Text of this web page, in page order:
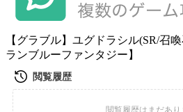
【グラブル】ユグドラシル(SR/召
ランブルーファンタジー】